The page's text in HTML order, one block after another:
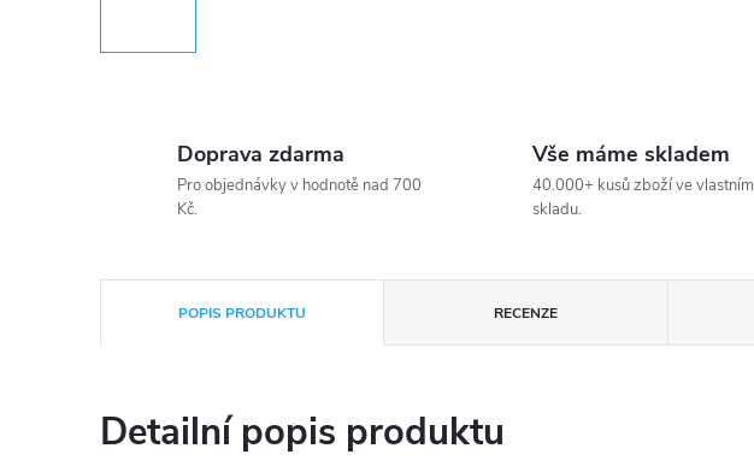
Doprava zdarma
Pro objednávky v hodnotě nad 700
Kč.
Vše máme skladem
40.000+ kusů zboží ve vlastním
skladu.
POPIS PRODUKTU RECENZE
Detailní popis produktu